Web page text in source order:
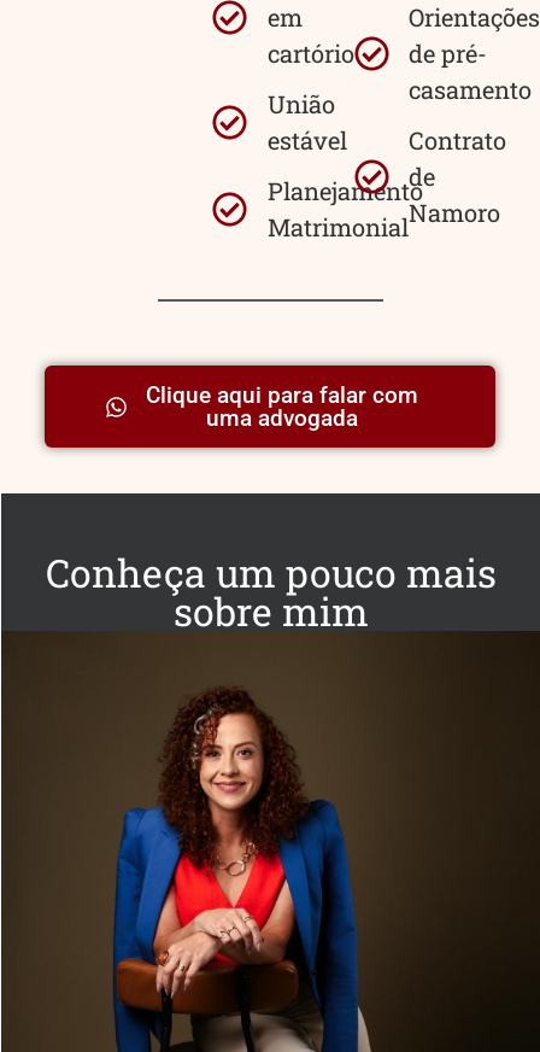
em
cartório
União
estável
Planejamento
Matrimonial
Orientações
de pré-
casamento
Contrato
de
Namoro
Clique aqui para falar com
uma advogada
Conheça um pouco mais
sobre mim